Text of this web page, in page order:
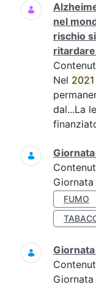
nel
rischio
Nel 2021
dal...La
FUMO